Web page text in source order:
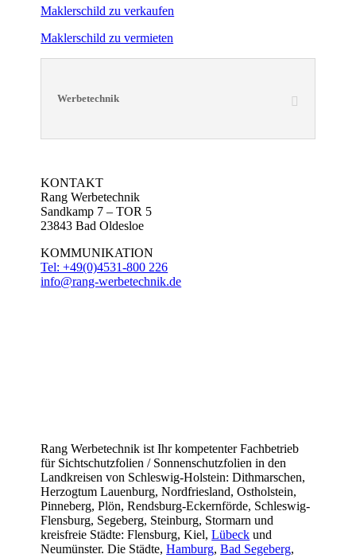
Maklerschild zu verkaufen
Maklerschild zu vermieten
Werbetechnik
KONTAKT
Rang Werbetechnik
Sandkamp 7 – TOR 5
23843 Bad Oldesloe
KOMMUNIKATION
Tel: +49(0)4531-800 226
info@rang-werbetechnik.de
Rang Werbetechnik ist Ihr kompetenter Fachbetrieb
für Sichtschutzfolien / Sonnenschutzfolien in den
Landkreisen von Schleswig-Holstein: Dithmarschen,
Herzogtum Lauenburg, Nordfriesland, Ostholstein,
Pinneberg, Plön, Rendsburg-Eckernförde, Schleswig-
Flensburg, Segeberg, Steinburg, Stormarn und
kreisfreie Städte: Flensburg, Kiel,Lübeck und
Neumünster. Die Städte,Hamburg,Bad Segeberg,